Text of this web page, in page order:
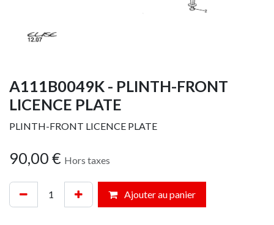
A111B0049K - PLINTH-FRONT
LICENCE PLATE
PLINTH-FRONT LICENCE PLATE
90,00 € Hors taxes
Ajouter au panier